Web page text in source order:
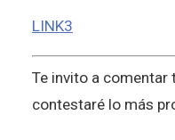
LINK3
Te invito a comentar
contestaré lo más